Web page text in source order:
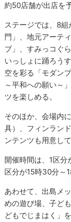
約50店舗が出店を
ステージでは、8
門」、地元アーテ
ブ」、すみっコぐ
いっしょに踊ろう
空を彩る「モダン
～平和への願い～
ツを楽しめる。
そのほか、会場内
具）、フィンラン
ンテンツも用意して
開催時間は、1区
区分が15時30分～
あわせて、出島メ
めの遊び場、子ど
どもでじまはく」